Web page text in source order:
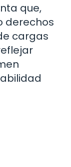
que,
derechos
cargas